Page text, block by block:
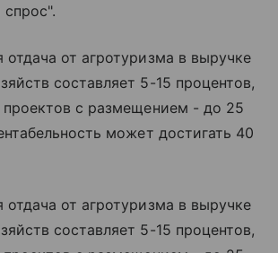
отдача от агротуризма в выручке
составляет 5-15 процентов,
с размещением - до 25
может достигать 40
отдача от агротуризма в выручке
составляет 5-15 процентов,